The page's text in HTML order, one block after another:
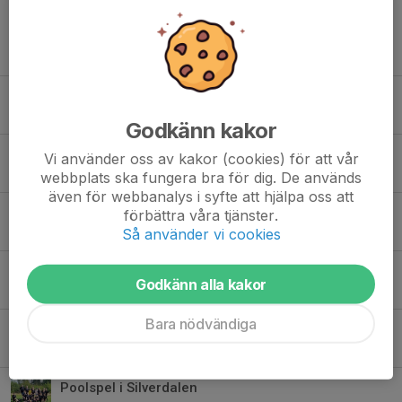
Supportertröjor IF HEBE
Ny säsong för F10 (F18-14)
26 feb, 10:22 0
Träningsavslutning
15 sep 2025 0
31 mar 2025 0
Lagergrens cup i Mörlunda
Poolspel i Silverdalen
Godkänn kakor
Vi använder oss av kakor (cookies) för att vår
webbplats ska fungera bra för dig. De används
även för webbanalys i syfte att hjälpa oss att
förbättra våra tjänster.
Så använder vi cookies
Godkänn alla kakor
Bara nödvändiga